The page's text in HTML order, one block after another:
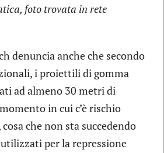
foto trovata in rete
denuncia anche che secondo
i proiettili di gomma
ad almeno 30 metri di
in cui c’è rischio
che non sta succedendo
per la repressione